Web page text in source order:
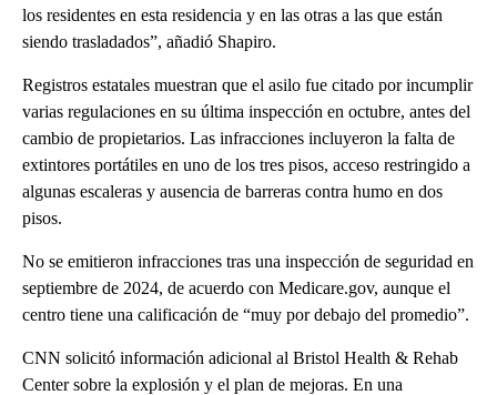
los residentes en esta residencia y en las otras a las que están
siendo trasladados”, añadió Shapiro.
Registros estatales muestran que el asilo fue citado por incumplir
varias regulaciones en su última inspección en octubre, antes del
cambio de propietarios. Las infracciones incluyeron la falta de
extintores portátiles en uno de los tres pisos, acceso restringido a
algunas escaleras y ausencia de barreras contra humo en dos
pisos.
No se emitieron infracciones tras una inspección de seguridad en
septiembre de 2024, de acuerdo con Medicare.gov, aunque el
centro tiene una calificación de “muy por debajo del promedio”.
CNN solicitó información adicional al Bristol Health & Rehab
Center sobre la explosión y el plan de mejoras. En una